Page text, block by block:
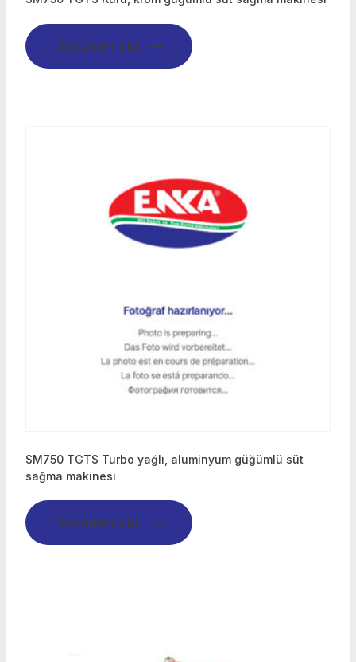
Devamını oku
SM750 TGTS Turbo yağlı, aluminyum güğümlü süt
sağma makinesi
Devamını oku